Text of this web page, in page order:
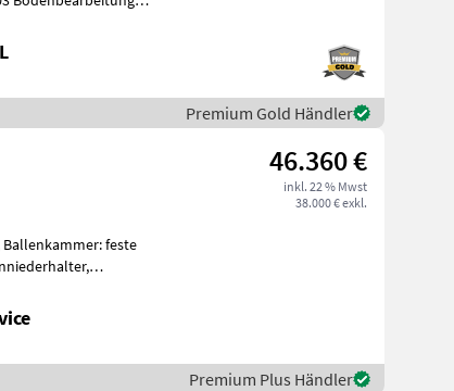
Premium Gold Händler
46.360 €
inkl. 22 % Mwst
38.000 € exkl.
feste
Premium Plus Händler